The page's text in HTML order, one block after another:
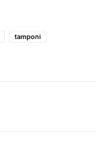
tamponi